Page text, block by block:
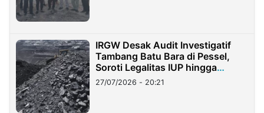
IRGW Desak Audit Investigatif
Tambang Batu Bara di Pessel,
Soroti Legalitas IUP hingga
Stockpile
27/07/2026 - 20:21